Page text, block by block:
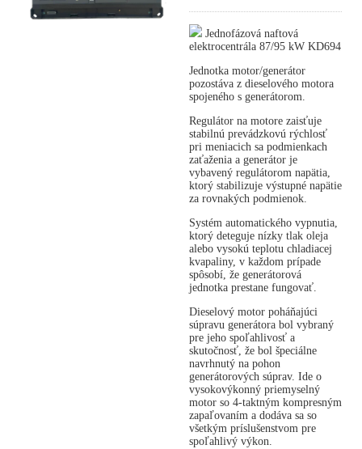
Jednofázová naftová
elektrocentrála 87/95 kW KD694
Jednotka motor/generátor
pozostáva z dieselového motora
spojeného s generátorom.
Regulátor na motore zaisťuje
stabilnú prevádzkovú rýchlosť
pri meniacich sa podmienkach
zaťaženia a generátor je
vybavený regulátorom napätia,
ktorý stabilizuje výstupné napätie
za rovnakých podmienok.
Systém automatického vypnutia,
ktorý deteguje nízky tlak oleja
alebo vysokú teplotu chladiacej
kvapaliny, v každom prípade
spôsobí, že generátorová
jednotka prestane fungovať.
Dieselový motor poháňajúci
súpravu generátora bol vybraný
pre jeho spoľahlivosť a
skutočnosť, že bol špeciálne
navrhnutý na pohon
generátorových súprav. Ide o
vysokovýkonný priemyselný
motor so 4-taktným kompresným
zapaľovaním a dodáva sa so
všetkým príslušenstvom pre
spoľahlivý výkon.